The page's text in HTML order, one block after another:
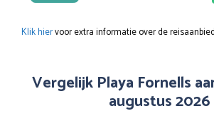
Klik hiervoor extra informatie over de
Vergelijk Playa Fornells
augustus 2026